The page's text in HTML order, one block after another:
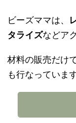
ビーズママは、
タライズなどア
材料の販売だけ
も行なっています